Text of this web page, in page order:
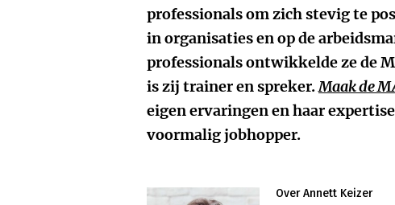
professionals om zich stevig te
in organisaties en op de
professionals ontwikkelde ze de
is zij trainer en spreker.Maak de
eigen ervaringen en haar
voormalig jobhopper.
Over Annett Keizer